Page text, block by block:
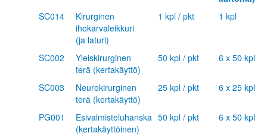
SC014
Kirurginen
ihokarvaleikkuri
(ja laturi)
1 kpl / pkt 1 kpl
SC002
Yleiskirurginen
terä (kertakäyttö)
50 kpl / pkt 6 x 50 kpl
SC003
Neurokirurginen
terä (kertakäyttö)
25 kpl / pkt 6 x 25 kpl
PG001
Esivalmisteluhanska
(kertakäyttöinen)
50 kpl / pkt 6 x 50 kpl